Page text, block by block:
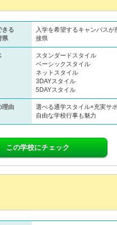
きる
県
入学を希望するキャンパス
接県
スタンダードスタイル
ベーシックスタイル
ネットスタイル
3DAYスタイル
5DAYスタイル
理由
選べる通学スタイル×充実サ
自由な学校行事も魅力
この学校にチェック